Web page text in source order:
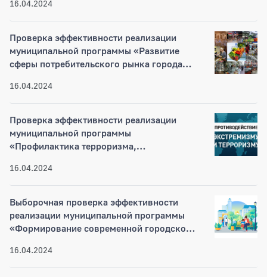
накопления твердых коммунальных
отходов за 2020-2022 годы
16.04.2024
Проверка эффективности реализации
муниципальной программы «Развитие
сферы потребительского рынка города
16.04.2024
Проверка эффективности реализации
муниципальной программы
«Профилактика терроризма,
последствий его проявлений на
территории города Новосибирска» за
2020-2022 годы
16.04.2024
Выборочная проверка эффективности
реализации муниципальной программы
«Формирование современной городской
годы
16.04.2024